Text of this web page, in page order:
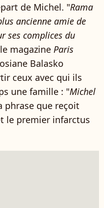
de Michel. "Rama
ancienne amie de
ses complices du
magazine Paris
Balasko
ceux avec qui ils
une famille : "Michel
phrase que reçoit
le premier infarctus